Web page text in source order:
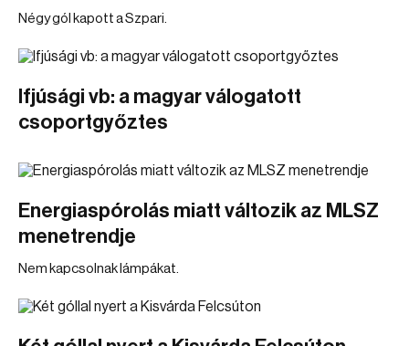
Négy gól kapott a Szpari.
Ifjúsági vb: a magyar válogatott
csoportgyőztes
Energiaspórolás miatt változik az MLSZ
menetrendje
Nem kapcsolnak lámpákat.